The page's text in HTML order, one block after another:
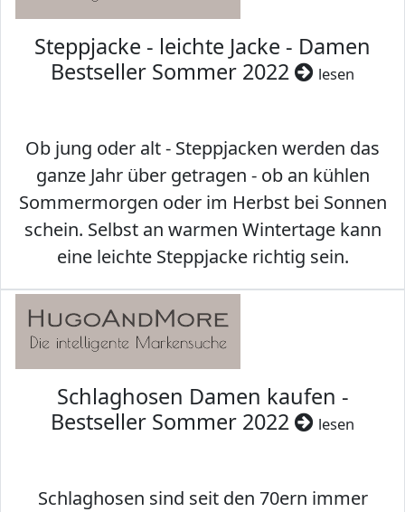
Steppjacke - leichte Jacke - Damen
Bestseller Sommer 2022
lesen
Ob jung oder alt - Steppjacken werden das
ganze Jahr über getragen - ob an kühlen
Sommermorgen oder im Herbst bei Sonnen
schein. Selbst an warmen Wintertage kann
eine leichte Steppjacke richtig sein.
Schlaghosen Damen kaufen -
Bestseller Sommer 2022
lesen
Schlaghosen sind seit den 70ern immer